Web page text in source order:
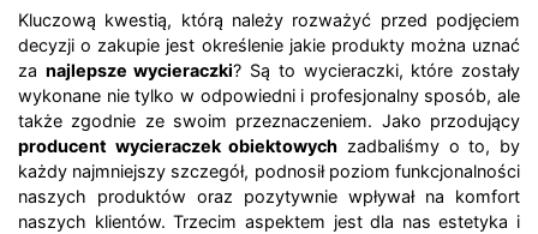
Kluczową kwestią, którą należy rozważyć przed podjęciem
decyzji o zakupie jest określenie jakie produkty można uznać
za najlepsze wycieraczki? Są to wycieraczki, które zostały
wykonane nie tylko w odpowiedni i profesjonalny sposób, ale
także zgodnie ze swoim przeznaczeniem. Jako przodujący
producent wycieraczek obiektowych zadbaliśmy o to, by
każdy najmniejszy szczegół, podnosił poziom funkcjonalności
naszych produktów oraz pozytywnie wpływał na komfort
naszych klientów. Trzecim aspektem jest dla nas estetyka i